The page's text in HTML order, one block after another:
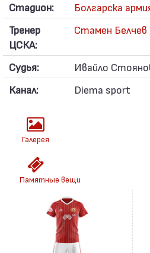
Стадион:
Болгарска
Тренер
ЦСКА:
Стамен Белчев
Судья: Ивайло
Канал: Diema sport
Галерея
Памятные вещи